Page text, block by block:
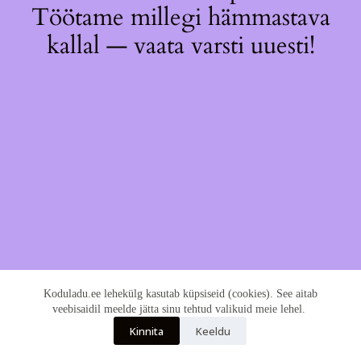
Koduladu.ee lehekülg kasutab küpsiseid (cookies). See aitab
veebisaidil meelde jätta sinu tehtud valikuid meie lehel.
Kinnita Keeldu
Töötame millegi hämmastava
kallal — vaata varsti uuesti!